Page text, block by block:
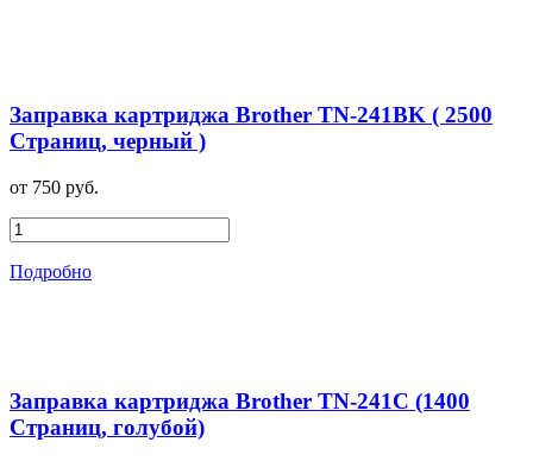
Заправка картриджа Brother TN-241BK ( 2500
Страниц, черный )
от 750 руб.
Подробно
Заправка картриджа Brother TN-241C (1400
Страниц, голубой)